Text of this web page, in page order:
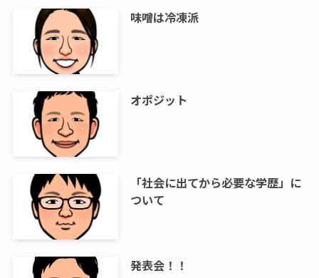
味噌は冷凍派
オポジット
「社会に出てから必要な学歴」に
ついて
発表会！！